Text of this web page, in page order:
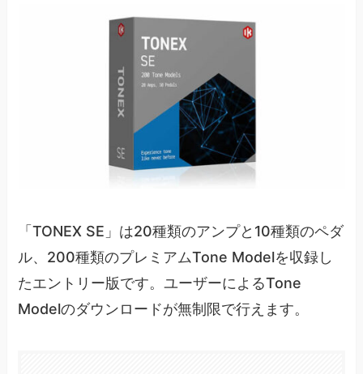
「TONEX SE」は20種類のアンプと10種類のペダ
ル、200種類のプレミアムTone Modelを収録し
たエントリー版です。ユーザーによるTone
Modelのダウンロードが無制限で行えます。